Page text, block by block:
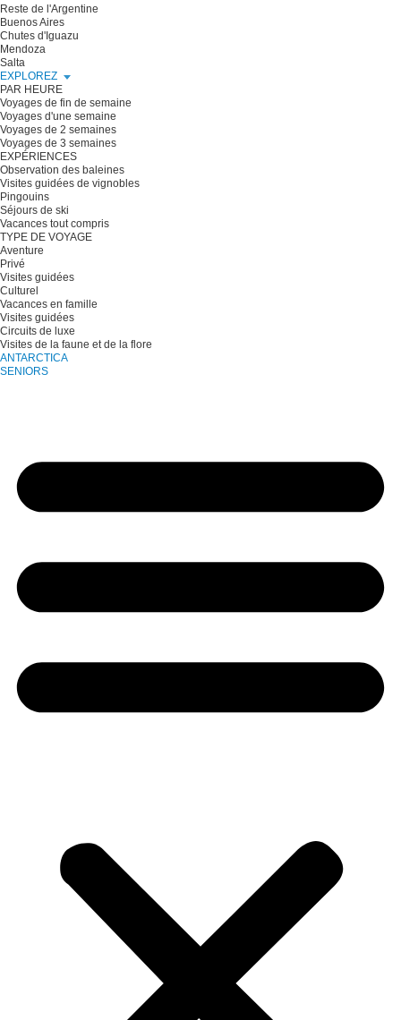
Reste de l'Argentine
Buenos Aires
Chutes d'Iguazu
Mendoza
Salta
EXPLOREZ
PAR HEURE
Voyages de fin de semaine
Voyages d'une semaine
Voyages de 2 semaines
Voyages de 3 semaines
EXPÉRIENCES
Observation des baleines
Visites guidées de vignobles
Pingouins
Séjours de ski
Vacances tout compris
TYPE DE VOYAGE
Aventure
Privé
Visites guidées
Culturel
Vacances en famille
Visites guidées
Circuits de luxe
Visites de la faune et de la flore
ANTARCTICA
SENIORS